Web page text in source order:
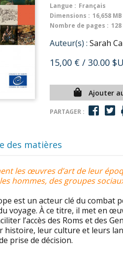
Langue : Français
Dimensions : 16,658 MB
Nombre de pages : 128
Auteur(s) : Sarah
15,00 € / 30.00
Ajouter
PARTAGER :
des matières
les œuvres d’art de leur
hommes, des groupes
est un acteur clé du
voyage. À ce titre, il met en
l’accès des Roms et des
histoire, leur culture et leurs
prise de décision.